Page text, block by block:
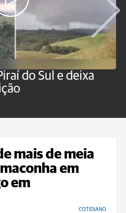
do Sul e deixa
mais de meia
em
em
COTIDIANO